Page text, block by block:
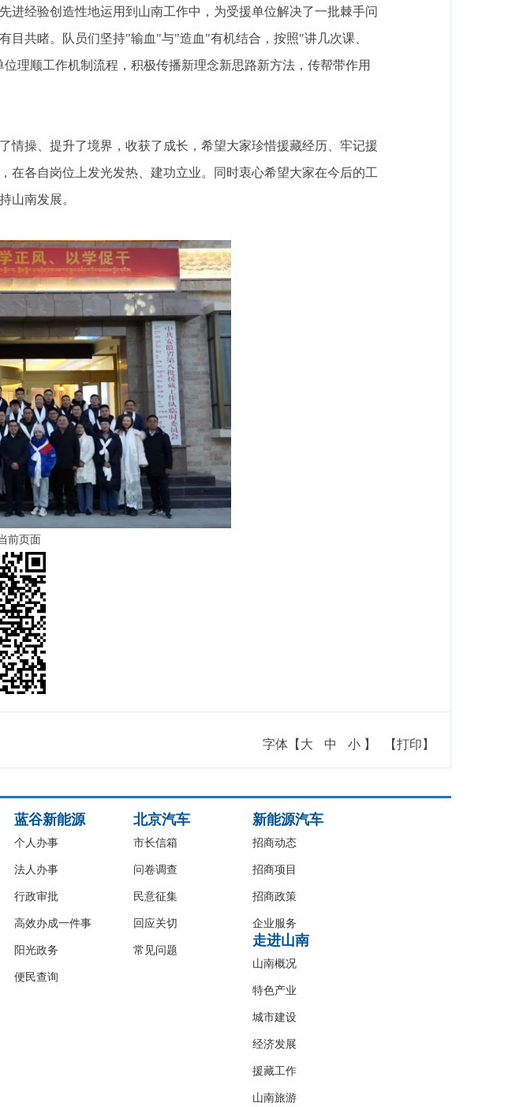
经验创造性地运用到山南工作中，为受援单位解决了一批棘手问
目共睹。队员们坚持"输血"与"造血"有机结合，按照"讲几次课、
理顺工作机制流程，积极传播新理念新思路新方法，传帮带作用
情操、提升了境界，收获了成长，希望大家珍惜援藏经历、牢记援
各自岗位上发光发热、建功立业。同时衷心希望大家在今后的工
山南发展。
前页面
字体【 大 中 小 】 【打印】
蓝谷新能源
个人办事
法人办事
行政审批
高效办成一件事
阳光政务
便民查询
北京汽车
市长信箱
问卷调查
民意征集
回应关切
常见问题
新能源汽车
招商动态
招商项目
招商政策
企业服务
走进山南
山南概况
特色产业
城市建设
经济发展
援藏工作
山南旅游